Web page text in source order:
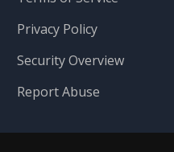
Privacy Policy
Security Overview
Report Abuse